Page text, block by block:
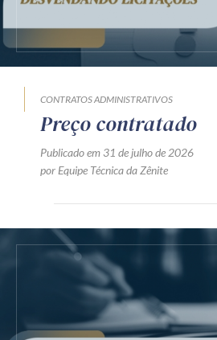
CONTRATOS ADMINISTRATIVOS
Preço contratado
Publicado em 31 de julho de 2026
por Equipe Técnica da Zênite